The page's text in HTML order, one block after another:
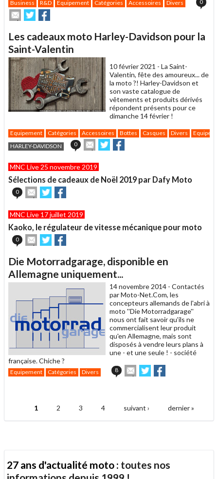
Business R&D Equipement Catégories Accessoires Divers 0
Envoyer
cet
à
un
ami
Partager
sur
sur
Les cadeaux moto Harley-Davidson pour la
Saint-Valentin
10 février 2021 - La Saint-
Valentin, fête des amoureux... de
la moto ?! Harley-Davidson et
son vaste catalogue de
vêtements et produits dérivés
répondent présents pour ce
dimanche 14 février !
Equipement Catégories Accessoires Bottes Casques Divers
HARLEY-DAVIDSON
0
Envoyer
cet
à
ami
Partager
sur sur
MNC Live 25 novembre 2019
Sélections de cadeaux de Noël 2019 par Dafy Moto
0
Envoyer
cet
à
ami
Partager
sur sur
MNC Live 17 juillet 2019
Kaoko, le régulateur de vitesse mécanique pour moto
0
Envoyer
cet
à
un
ami
Partager
sur sur
Die Motorradgarage, disponible en
Allemagne uniquement...
14 novembre 2014 - Contactés
par Moto-Net.Com, les
concepteurs allemands de l'abri à
moto ''Die Motorradgarage''
nous ont fait savoir qu'ils ne
commercialisent leur produit
qu'en Allemagne, mais sont
disposés à vendre leurs plans à
une - et une seule ! - société
française. Chiche ?
Equipement Catégories Divers 8
Envoyer
cet
ami
Partager
sur sur
Pages1 2 3 4 suivant › dernier »
27 ans d'actualité moto : toutes nos